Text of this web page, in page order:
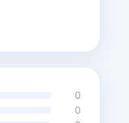
0
0